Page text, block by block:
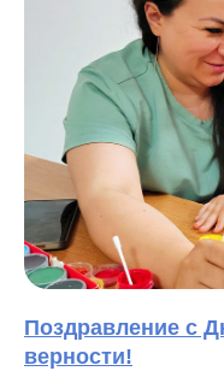
Поздравление с
верности!